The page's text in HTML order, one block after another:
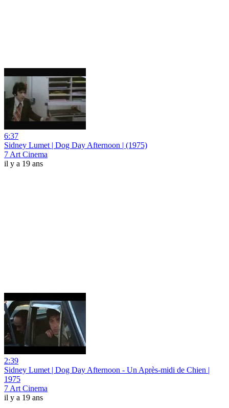
6:37
Sidney Lumet | Dog Day Afternoon | (1975)
7 Art Cinema
il y a 19 ans
2:39
Sidney Lumet | Dog Day Afternoon - Un Après-midi de Chien |
1975
7 Art Cinema
il y a 19 ans